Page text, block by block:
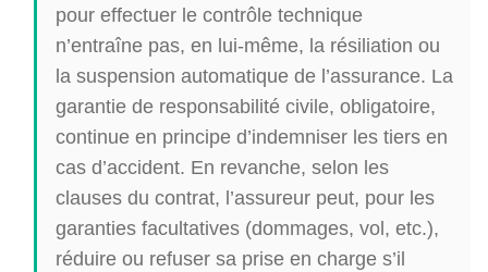
pour effectuer le contrôle technique
n’entraîne pas, en lui-même, la résiliation ou
la suspension automatique de l’assurance. La
garantie de responsabilité civile, obligatoire,
continue en principe d’indemniser les tiers en
cas d’accident. En revanche, selon les
clauses du contrat, l’assureur peut, pour les
garanties facultatives (dommages, vol, etc.),
réduire ou refuser sa prise en charge s’il